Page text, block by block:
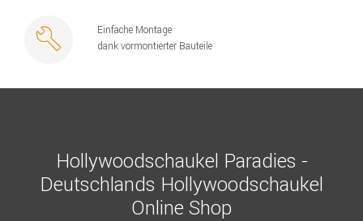
Einfache Montage
dank vormontierter Bauteile
Hollywoodschaukel Paradies -
Deutschlands Hollywoodschaukel
Online Shop